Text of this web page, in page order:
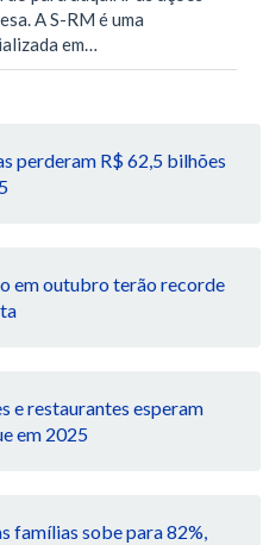
A S-RM é uma
em…
perderam R$ 62,5 bilhões
em outubro terão recorde
e restaurantes esperam
em 2025
famílias sobe para 82%,